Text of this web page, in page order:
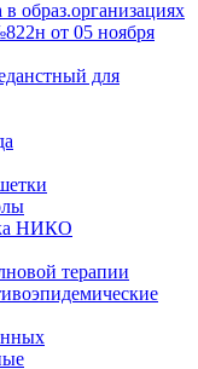
образ.организациях
от 05 ноября
для
НИКО
терапии